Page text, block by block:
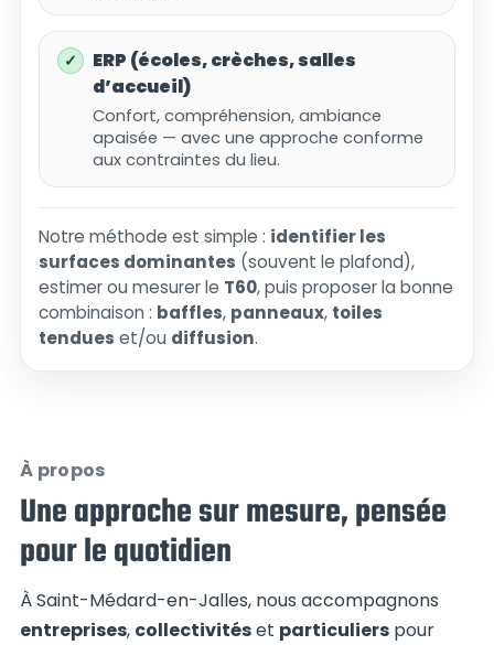
ERP (écoles, crèches, salles
d’accueil)
Confort, compréhension, ambiance
apaisée — avec une approche conforme
aux contraintes du lieu.
Notre méthode est simple : identifier les
surfaces dominantes (souvent le plafond),
estimer ou mesurer le T60, puis proposer la bonne
combinaison : baffles, panneaux, toiles
tendues et/ou diffusion.
À propos
Une approche sur mesure, pensée
pour le quotidien
À Saint-Médard-en-Jalles, nous accompagnons
entreprises, collectivitéset particuliers pour